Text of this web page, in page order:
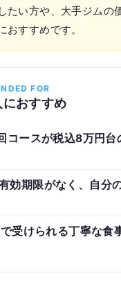
たい方や、大手ジムの
おすすめです。
FOR
におすすめ
コースが税込8万円台
効期限がなく、自分
受けられる丁寧な食